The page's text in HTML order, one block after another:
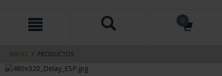
contenido
navegacin
0
INICIO PRODUCTOS